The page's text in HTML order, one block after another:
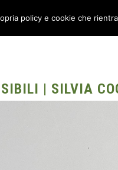
| SILVIA
policy e cookie che